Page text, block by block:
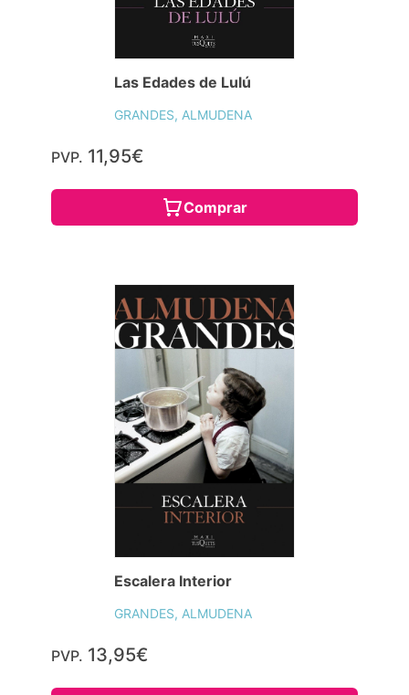
Las Edades de Lulú
GRANDES, ALMUDENA
PVP. 11,95€
Comprar
Escalera Interior
GRANDES, ALMUDENA
PVP. 13,95€